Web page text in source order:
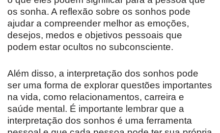
os sonha. A reflexão sobre os sonhos pode
ajudar a compreender melhor as emoções,
desejos, medos e objetivos pessoais que
podem estar ocultos no subconsciente.
Além disso, a interpretação dos sonhos pode
ser uma forma de explorar questões importantes
na vida, como relacionamentos, carreira e
saúde mental. É importante lembrar que a
interpretação dos sonhos é uma ferramenta